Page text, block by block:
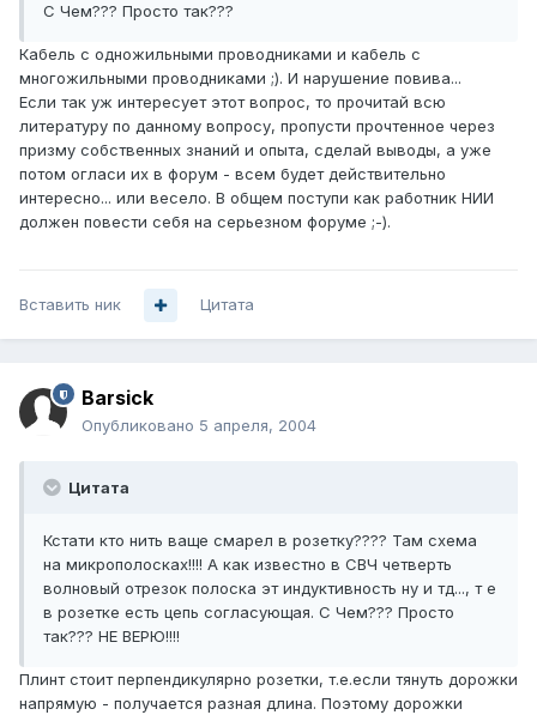
С Чем??? Просто так???
Кабель с одножильными проводниками и кабель с
многожильными проводниками ;). И нарушение повива...
Если так уж интересует этот вопрос, то прочитай всю
литературу по данному вопросу, пропусти прочтенное через
призму собственных знаний и опыта, сделай выводы, а уже
потом огласи их в форум - всем будет действительно
интересно... или весело. В общем поступи как работник НИИ
должен повести себя на серьезном форуме ;-).
Вставить ник Цитата
Barsick
Опубликовано 5 апреля, 2004
Цитата
Кстати кто нить ваще смарел в розетку???? Там схема
на микрополосках!!!! А как известно в СВЧ четверть
волновый отрезок полоска эт индуктивность ну и тд..., т е
в розетке есть цепь согласующая. С Чем??? Просто
так??? НЕ ВЕРЮ!!!!
Плинт стоит перпендикулярно розетки, т.е.если тянуть дорожки
напрямую - получается разная длина. Поэтому дорожки